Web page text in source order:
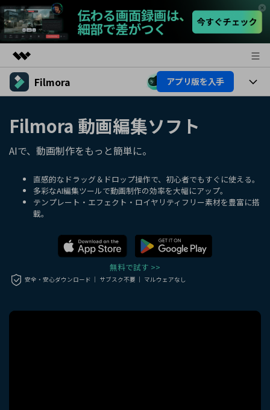
製品
ユーティリティ
概要
ソリューション
サポート
Filmora アプリ版を入手
AI機能
AIヒント
活用法
Filmoraのユーザー層
動画編集関連知識
動画編集のコツ
カスタマーサポート
ブランド紹介
購入する ログイン
Filmora 動画編集ソフト
AIで、動画制作をもっと簡単に。
直感的なドラッグ＆ドロップ操作で、初心者でもすぐに使える。
多彩なAI編集ツールで動画制作の効率を大幅にアップ。
テンプレート・エフェクト・ロイヤリティフリー素材を豊富に搭
載。
無料で試す >>
安全・安心ダウンロード ｜ サブスク不要 ｜ マルウェアなし